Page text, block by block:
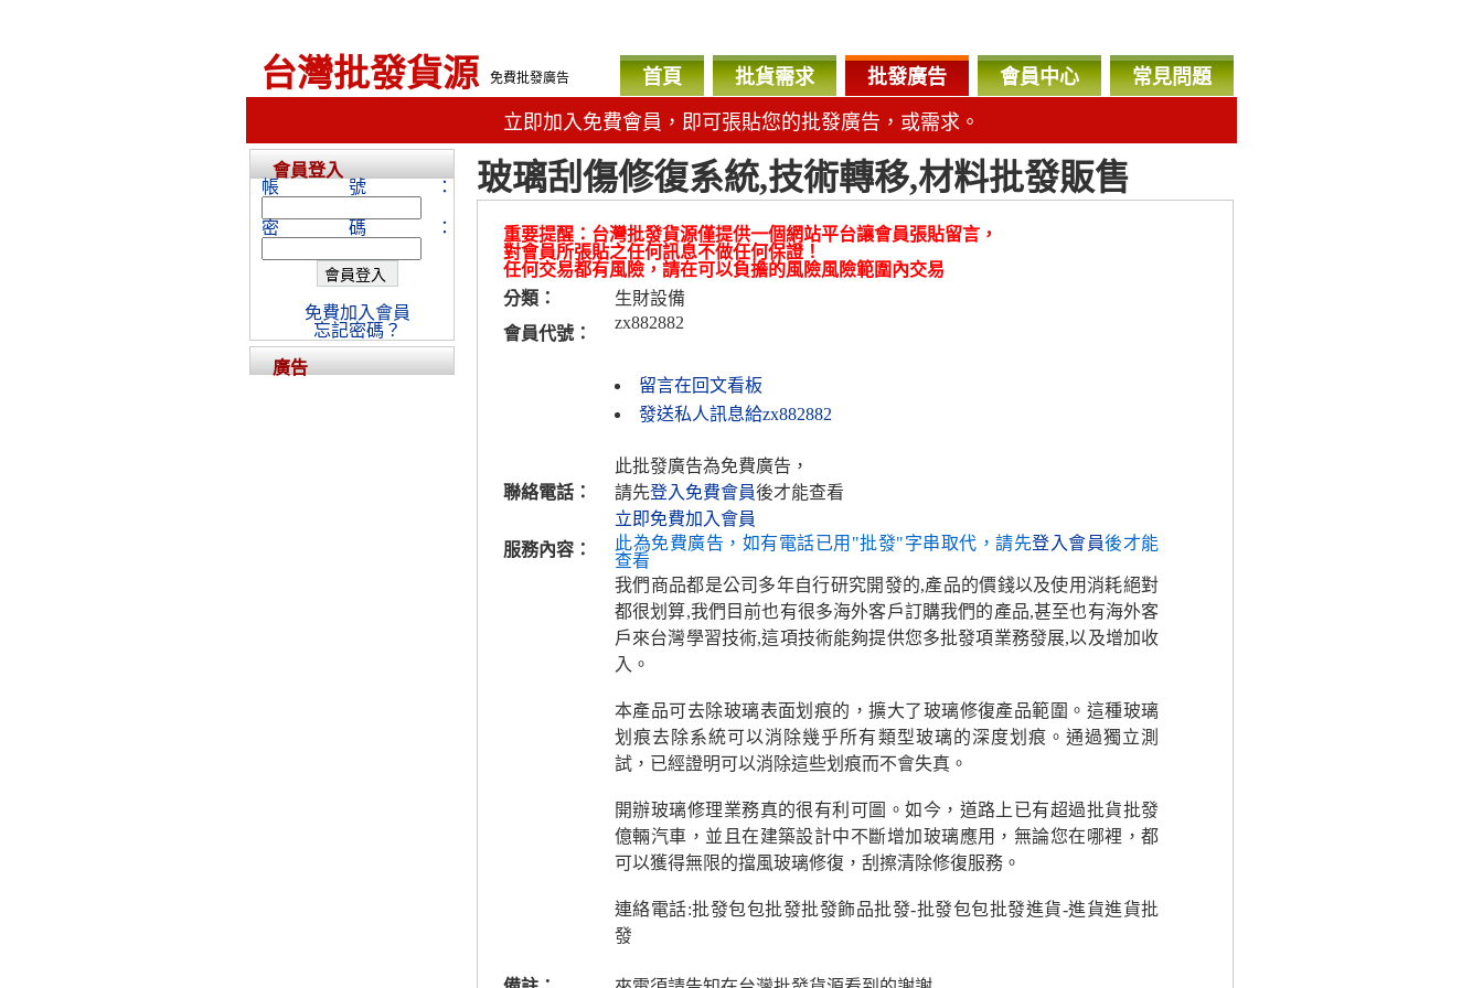
台灣批發貨源 免費批發廣告 首頁 批貨需求 批發廣告 會員中心 常見問題
立即加入免費會員，即可張貼您的批發廣告，或需求。
玻璃刮傷修復系統,技術轉移,材料批發販售
重要提醒：台灣批發貨源僅提供一個網站平台讓會員張貼留言，
對會員所張貼之任何訊息不做任何保證！
任何交易都有風險，請在可以負擔的風險風險範圍內交易
分類：
生財設備
會員代號：
zx882882
留言在回文看板
發送私人訊息給zx882882
聯絡電話：
此批發廣告為免費廣告，
請先登入免費會員後才能查看
立即免費加入會員
服務內容：
此為免費廣告，如有電話已用"批發"字串取代，請先登入會員後才能
查看
我們商品都是公司多年自行研究開發的,產品的價錢以及使用消耗絕對
都很划算,我們目前也有很多海外客戶訂購我們的產品,甚至也有海外客
戶來台灣學習技術,這項技術能夠提供您多批發項業務發展,以及增加收
入。
本產品可去除玻璃表面划痕的，擴大了玻璃修復產品範圍。這種玻璃
划痕去除系統可以消除幾乎所有類型玻璃的深度划痕。通過獨立測
試，已經證明可以消除這些划痕而不會失真。
開辦玻璃修理業務真的很有利可圖。如今，道路上已有超過批貨批發
億輛汽車，並且在建築設計中不斷增加玻璃應用，無論您在哪裡，都
可以獲得無限的擋風玻璃修復，刮擦清除修復服務。
連絡電話:批發包包批發批發飾品批發-批發包包批發進貨-進貨進貨批
發
會員登入
帳號：
密碼：
免費加入會員
忘記密碼？
廣告